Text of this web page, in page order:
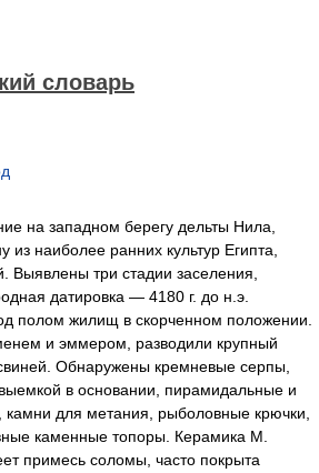
словарь
на западном берегу дельты Нила,
наиболее ранних культур Египта,
Выявлены три стадии заселения,
датировка — 4180 г. до н.э.
полом жилищ в скорченном положении.
и эммером, разводили крупный
Обнаружены кремневые серпы,
в основании, пирамидальные и
для метания, рыболовные крючки,
каменные топоры. Керамика М.
примесь соломы, часто покрыта